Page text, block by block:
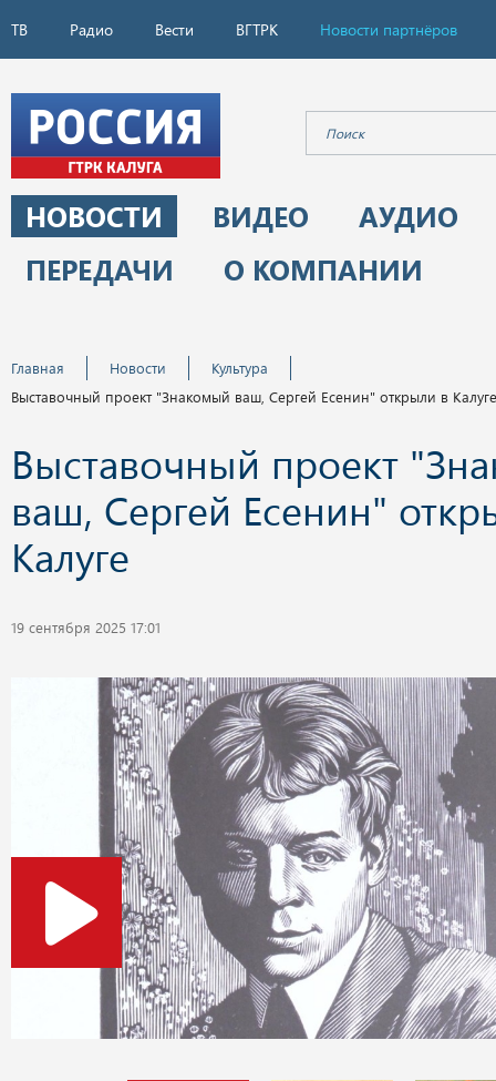
ТВ Радио Вести ВГТРК Новости партнёров
НОВОСТИ ВИДЕО
АУДИО
ПЕРЕДАЧИ
О КОМПАНИИ
Главная Новости
Культура
Выставочный проект "Знакомый ваш, Сергей Есенин" открыли в Калуге
Выставочный проект
ваш, Сергей Есенин"
Калуге
19 сентября 2025 17:01